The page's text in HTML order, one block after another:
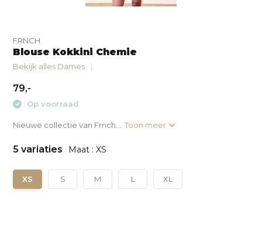
FRNCH
Blouse Kokkini Chemie
Bekijk alles Dames
79,-
Op voorraad
Nieuwe collectie van Frnch....Toon meer
5 variaties Maat : XS
XS S M L XL